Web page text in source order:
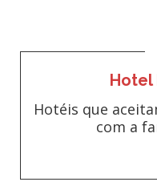
Hotel
Hotéis que
com a